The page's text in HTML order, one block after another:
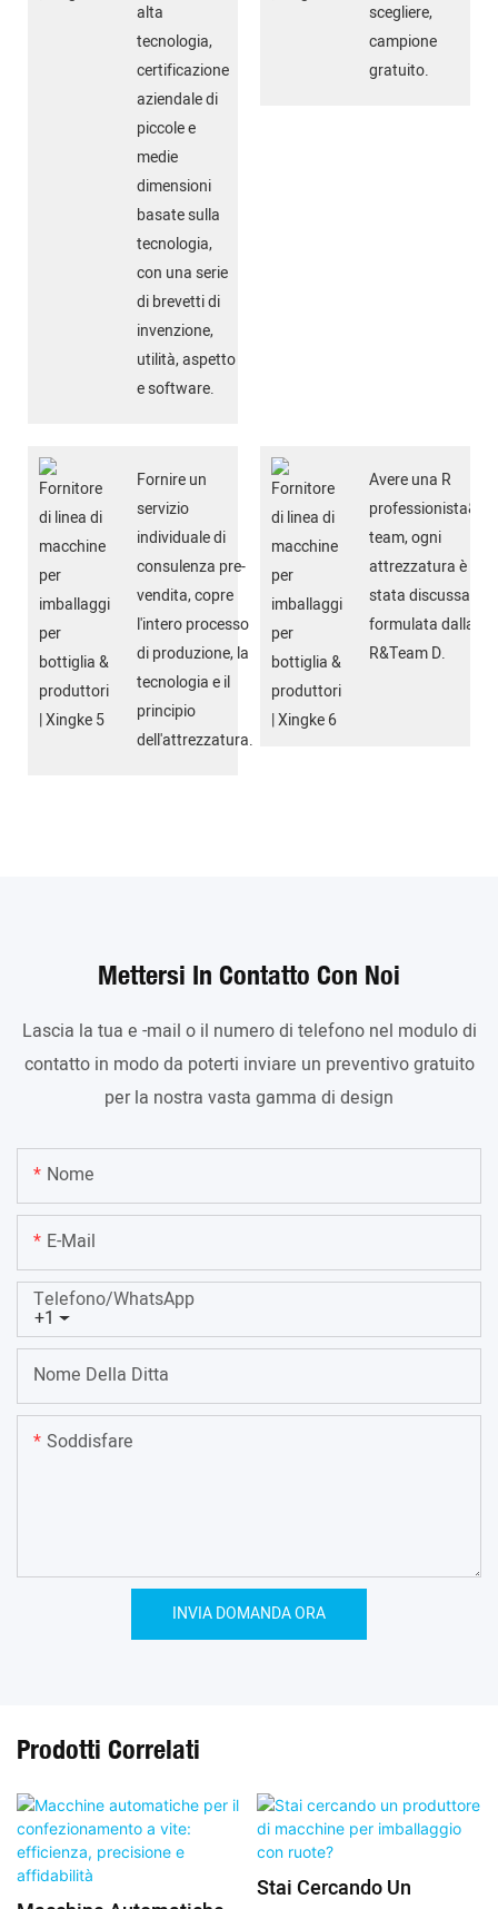
alta
tecnologia,
certificazione
aziendale di
piccole e
medie
dimensioni
basate sulla
tecnologia,
con una serie
di brevetti di
invenzione,
utilità, aspetto
e software.
scegliere,
campione
gratuito.
Fornire un
servizio
individuale di
consulenza pre-
vendita, copre
l'intero processo
di produzione, la
tecnologia e il
principio
dell'attrezzatura.
Avere una R
professionista&D
team, ogni
attrezzatura è
stata discussa e
formulata dalla
R&Team D.
Mettersi In Contatto Con Noi
Lascia la tua e -mail o il numero di telefono nel modulo di
contatto in modo da poterti inviare un preventivo gratuito
per la nostra vasta gamma di design
Nome
E-Mail
+1
Telefono/WhatsApp
Nome Della Ditta
Soddisfare
INVIA DOMANDA ORA
Prodotti Correlati
Stai Cercando Un